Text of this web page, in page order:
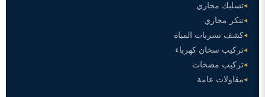
تسليك مجاري
تنكر مجاري
كشف تسربات المياه
تركيب سخان كهرباء
تركيب مضخات
مقاولات عامة